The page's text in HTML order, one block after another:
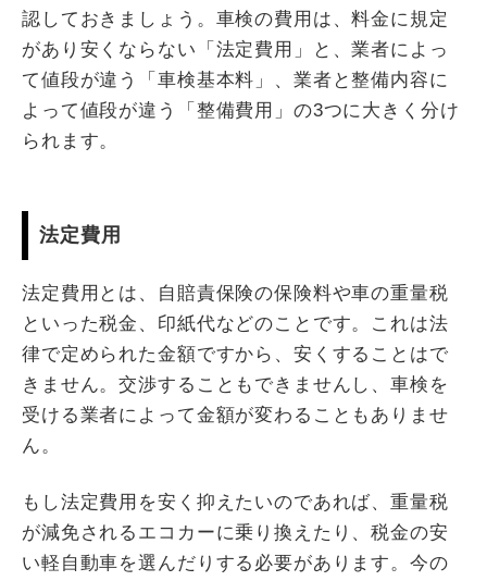
認しておきましょう。車検の費用は、料金に規定
があり安くならない「法定費用」と、業者によっ
て値段が違う「車検基本料」、業者と整備内容に
よって値段が違う「整備費用」の3つに大きく分け
られます。
法定費用
法定費用とは、自賠責保険の保険料や車の重量税
といった税金、印紙代などのことです。これは法
律で定められた金額ですから、安くすることはで
きません。交渉することもできませんし、車検を
受ける業者によって金額が変わることもありませ
ん。
もし法定費用を安く抑えたいのであれば、重量税
が減免されるエコカーに乗り換えたり、税金の安
い軽自動車を選んだりする必要があります。今の